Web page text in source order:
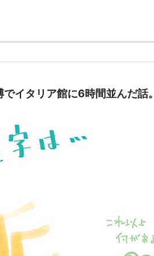
イタリア館に6時間並んだ話。